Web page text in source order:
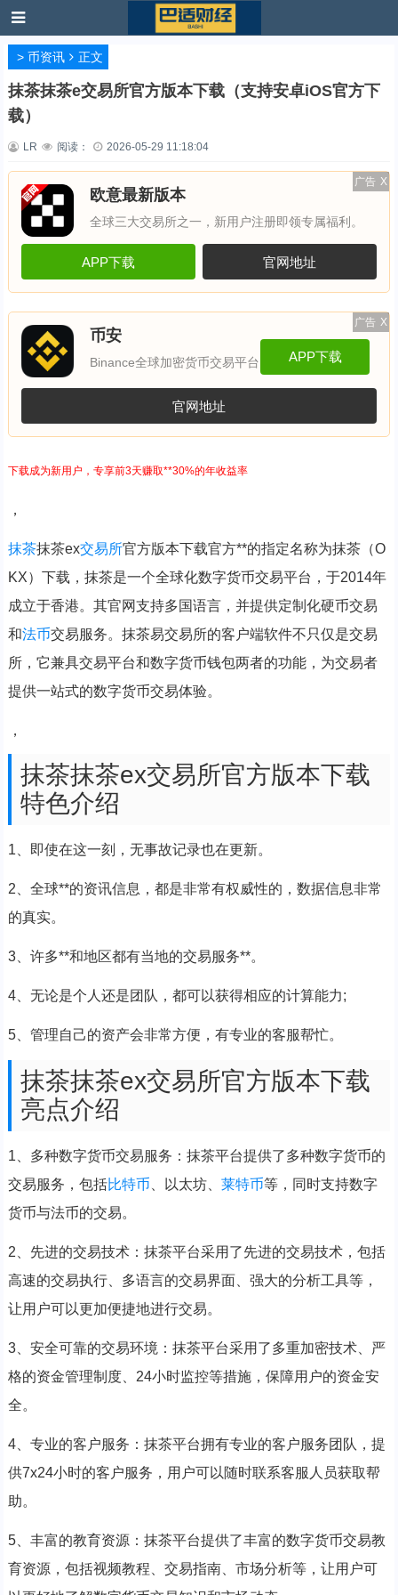
> 币资讯 正文
抹茶抹茶e交易所官方版本下载（支持安卓iOS官方下
载）
LR 阅读： 2026-05-29 11:18:04
广告 X
欧意最新版本
全球三大交易所之一，新用户注册即领专属福利。
APP下载 官网地址
广告 X
币安
Binance全球加密货币交易平台 APP下载
官网地址
下载成为新用户，专享前3天赚取**30%的年收益率
，
抹茶抹茶ex交易所官方版本下载官方**的指定名称为抹茶（O
KX）下载，抹茶是一个全球化数字货币交易平台，于2014年
成立于香港。其官网支持多国语言，并提供定制化硬币交易
和法币交易服务。抹茶易交易所的客户端软件不只仅是交易
所，它兼具交易平台和数字货币钱包两者的功能，为交易者
提供一站式的数字货币交易体验。
，
抹茶抹茶ex交易所官方版本下载
特色介绍
1、即使在这一刻，无事故记录也在更新。
2、全球**的资讯信息，都是非常有权威性的，数据信息非常
的真实。
3、许多**和地区都有当地的交易服务**。
4、无论是个人还是团队，都可以获得相应的计算能力;
5、管理自己的资产会非常方便，有专业的客服帮忙。
抹茶抹茶ex交易所官方版本下载
亮点介绍
1、多种数字货币交易服务：抹茶平台提供了多种数字货币的
交易服务，包括比特币 、以太坊、 莱特币等，同时支持数字
货币与法币的交易。
2、先进的交易技术：抹茶平台采用了先进的交易技术，包括
高速的交易执行、多语言的交易界面、强大的分析工具等，
让用户可以更加便捷地进行交易。
3、安全可靠的交易环境：抹茶平台采用了多重加密技术、严
格的资金管理制度、24小时监控等措施，保障用户的资金安
全。
4、专业的客户服务：抹茶平台拥有专业的客户服务团队，提
供7x24小时的客户服务，用户可以随时联系客服人员获取帮
助。
5、丰富的教育资源：抹茶平台提供了丰富的数字货币交易教
育资源，包括视频教程、交易指南、市场分析等，让用户可